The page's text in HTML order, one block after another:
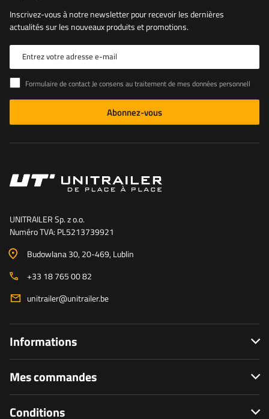
Inscrivez-vous à notre newsletter pour recevoir les dernières
actualités sur les nouveaux produits et promotions.
Entrez votre adresse e-mail
Formulaire de contact Je consens au traitement de mes données personnelles contenues dans le formulaire de contact conformément au règlement du Parlement européen et du Conseil (UE)
Abonnez-vous
UNITRAILER Sp. z o.o.
Numéro TVA: PL5213739921
Budowlana 30, 20-469, Lublin
+33 18 765 00 82
unitrailer@unitrailer.be
Informations
Mes commandes
Conditions